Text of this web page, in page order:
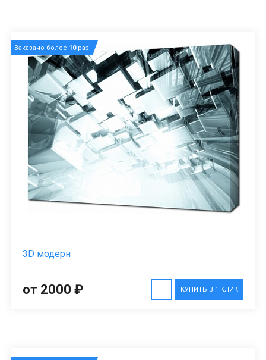
Заказано более 10раз
3D модерн
КУПИТЬ В 1 КЛИК
от 2000 ₽